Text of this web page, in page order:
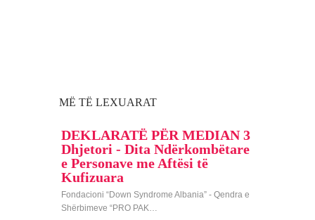
MË TË LEXUARAT
DEKLARATË PËR MEDIAN 3
Dhjetori - Dita Ndërkombëtare
e Personave me Aftësi të
Kufizuara
Fondacioni “Down Syndrome Albania” - Qendra e
Shërbimeve “PRO PAK…